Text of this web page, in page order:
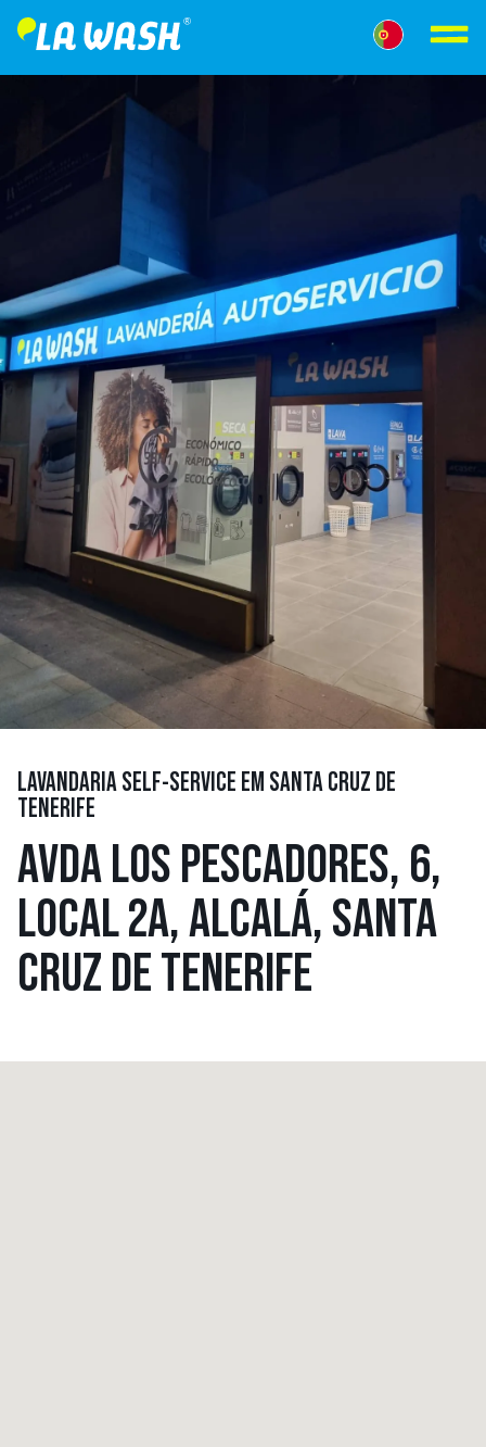
LAVANDARIA SELF-SERVICE EM SANTA CRUZ DE
TENERIFE
AVDA LOS PESCADORES, 6,
LOCAL 2A, ALCALÁ, SANTA
CRUZ DE TENERIFE